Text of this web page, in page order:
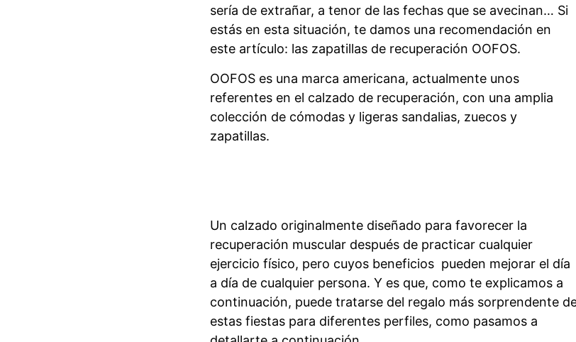
sería de extrañar, a tenor de las fechas que se avecinan… Si
estás en esta situación, te damos una recomendación en
este artículo: las zapatillas de recuperación OOFOS.
OOFOS es una marca americana, actualmente unos
referentes en el calzado de recuperación, con una amplia
colección de cómodas y ligeras sandalias, zuecos y
zapatillas.
Un calzado originalmente diseñado para favorecer la
recuperación muscular después de practicar cualquier
ejercicio físico, pero cuyos beneficios pueden mejorar el día
a día de cualquier persona. Y es que, como te explicamos a
continuación, puede tratarse del regalo más sorprendente
estas fiestas para diferentes perfiles, como pasamos a